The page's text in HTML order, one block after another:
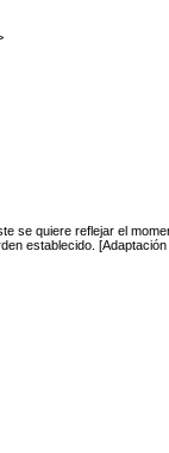
quiere reflejar el
establecido.